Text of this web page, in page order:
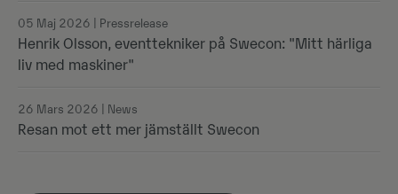
05 Maj 2026 | Pressrelease
Henrik Olsson, eventtekniker på Swecon: "Mitt härliga
liv med maskiner"
26 Mars 2026 | News
Resan mot ett mer jämställt Swecon